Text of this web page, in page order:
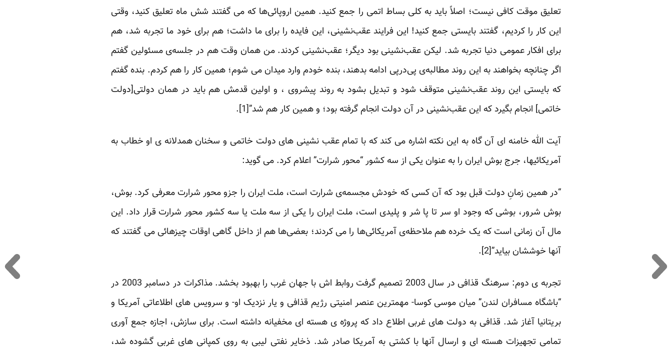
تعلیق موقت کافی نیست؛ اصلاً باید به کلی بساط اتمی را جمع کنید. همین اروپائی‌ها که می گفتند شش ماه تعلیق کنید، وقتی
این کار را کردیم، گفتند بایستی جمع کنید! این فرایند عقب‌نشینی، این فایده را برای ما داشت؛ هم برای خود ما تجربه شد، هم
برای افکار عمومی دنیا تجربه شد. لیکن عقب‌نشینی بود دیگر؛ عقب‌نشینی کردند. من همان وقت هم در جلسه‌ی مسئولین گفتم
اگر چنانچه بخواهند به این روند مطالبه‌ی پی‌درپی ادامه بدهند، بنده خودم وارد میدان می شوم؛ همین کار را هم کردم. بنده گفتم
که بایستی این روند عقب‌نشینی متوقف شود و تبدیل بشود به روند پیشروی ، و اولین قدمش هم باید در همان دولتی[دولت
خاتمی] انجام بگیرد که این عقب‌نشینی در آن دولت انجام گرفته بود؛ و همین کار هم شد”[1].
آیت الله خامنه ای آن گاه به این نکته اشاره می کند که با تمام عقب نشینی های دولت خاتمی و سخنان همدلانه ی او خطاب به
آمریکائیها، جرج بوش ایران را به عنوان یکی از سه کشور “محور شرارت” اعلام کرد. می گوید:
“در همین زمانِ دولت قبل بود که آن کسی که خودش مجسمه‌ی شرارت است، ملت ایران را جزو محور شرارت معرفی کرد. بوش،
بوش شرور، بوشی که وجود او سر تا پا شر و پلیدی است، ملت ایران را یکی از سه ملت یا سه کشور محور شرارت قرار داد. این
مال آن زمانی است که یک خرده هم ملاحظه‌ی آمریکائی‌ها را می کردند؛ بعضی‌ها هم از داخل گاهی اوقات چیزهائی می گفتند که
آنها خوششان بیاید”[2].
تجربه ی دوم: سرهنگ قذافی در سال 2003 تصمیم گرفت روابط اش با جهان غرب را بهبود بخشد. مذاکرات در دسامبر 2003 در
“باشگاه مسافران لندن” میان موسی کوسا- مهمترین عنصر امنیتی رژیم قذافی و یار نزدیک او- و سرویس های اطلاعاتی آمریکا و
بریتانیا آغاز شد. قذافی به دولت های غربی اطلاع داد که پروژه ی هسته ای مخفیانه داشته است. برای سازش، اجازه جمع آوری
تمامی تجهیزات هسته ای و ارسال آنها با کشتی به آمریکا صادر شد. ذخایر نفتی لیبی به روی کمپانی های غربی گشوده شد،